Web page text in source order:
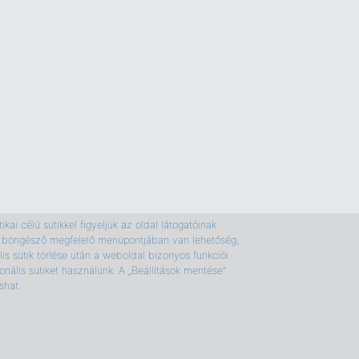
célú sütikkel figyeljük az oldal látogatóinak
megfelelő menüpontjában van lehetőség,
sütik törlése után a weboldal bizonyos funkciói
sütiket használunk. A „Beállítások mentése”